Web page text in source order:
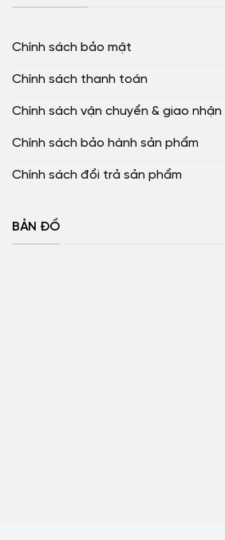
Chính sách bảo mật
Chính sách thanh toán
Chính sách vận chuyển & giao nhận
Chính sách bảo hành sản phẩm
Chính sách đổi trả sản phẩm
BẢN ĐỒ